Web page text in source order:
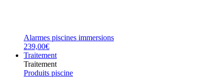
Alarmes piscines immersions
239,00€
Traitement
Traitement
Produits piscine